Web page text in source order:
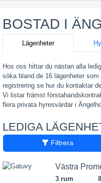
BOSTAD I
Lägenheter
Hos oss hittar du nästan alla
söka bland de 16 lägenheter
registrering se hur du kontaktar
Vi listar främst
flera privata hyresvärdar i
LEDIGA
Filtrera
Västra
3 rum